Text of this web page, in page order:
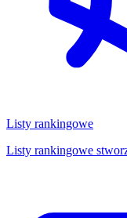
Listy rankingowe
Listy rankingowe